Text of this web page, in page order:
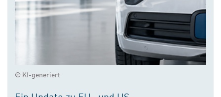
© KI-generiert